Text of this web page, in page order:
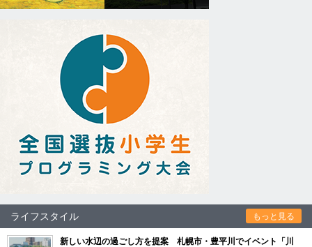
ライフスタイル もっと見る
新しい水辺の過ごし方を提案 札幌市・豊平川でイベント「川